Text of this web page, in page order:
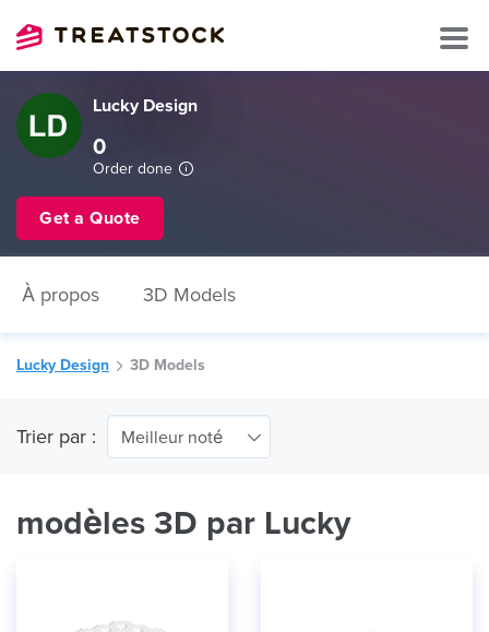
Lucky Design
0
Order done
Get a Quote
À propos 3D Models
Lucky Design 3D Models
Trier par : Meilleur noté
modèles 3D par Lucky